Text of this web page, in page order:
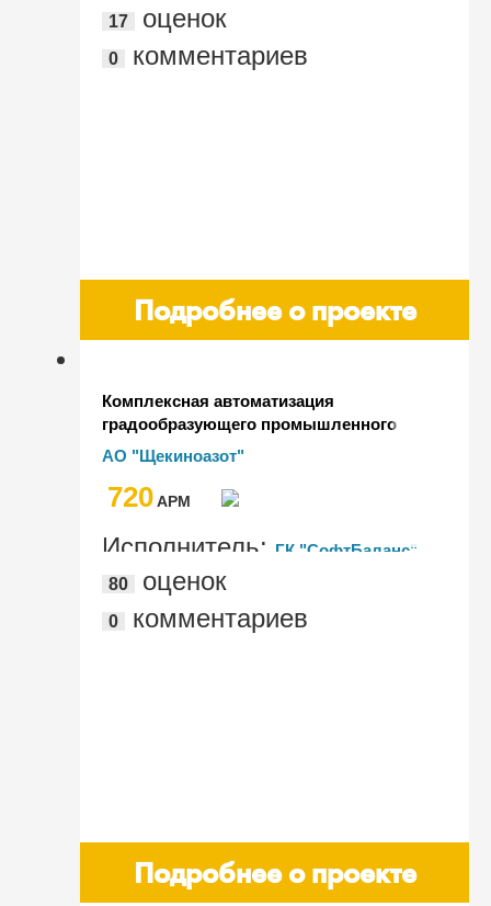
17
оценок
0 комментариев
Подробнее о проекте
Комплексная автоматизация
градообразующего промышленного
предприятия химической отрасли на
базе "1С:ERP. Управление холдингом"
АО "Щекиноазот"
720AРМ
Исполнитель: ГК "СофтБаланс"
80
оценок
0 комментариев
Подробнее о проекте